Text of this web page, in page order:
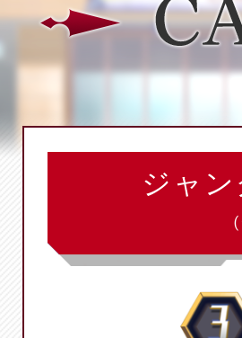
ジャ
(